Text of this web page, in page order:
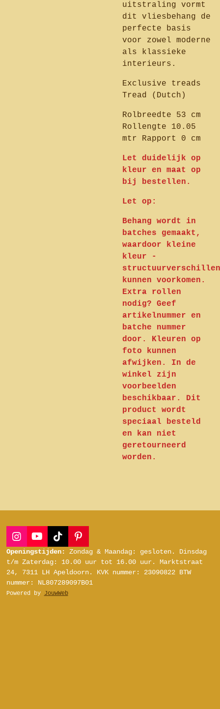
uitstraling vormt
dit vliesbehang de
perfecte basis
voor zowel moderne
als klassieke
interieurs.
Exclusive treads
Tread (Dutch)
Rolbreedte 53 cm
Rollengte 10.05
mtr Rapport 0 cm
Let duidelijk op
kleur en maat op
bij bestellen.
Let op:
Behang wordt in
batches gemaakt,
waardoor kleine
kleur -
structuurverschillen
kunnen voorkomen.
Extra rollen
nodig? Geef
artikelnummer en
batche nummer
door. Kleuren op
foto kunnen
afwijken. In de
winkel zijn
voorbeelden
beschikbaar. Dit
product wordt
speciaal besteld
en kan niet
geretourneerd
worden.
I
n
s
a
g
r
Y
o
u
T
b
e
T
i
o
k
P
i
n
r
Openingstijden: Zondag & Maandag: gesloten.
Dinsdag
t/m Zaterdag: 10.00 uur tot 16.00 uur. Marktstraat
24, 7311 LH Apeldoorn.
KVK nummer: 23090822 BTW
nummer: NL807289097B01
Powered by JouwWeb